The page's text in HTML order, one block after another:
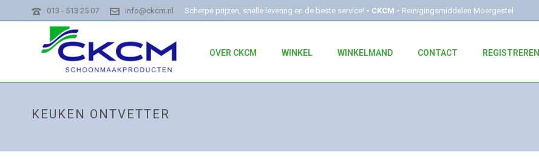
013 - 513 25 07 info@ckcm.nl Scherpe prijzen, snelle levering en de beste service! - CKCM - Reinigingsmiddelen Moergestel
OVER CKCM WINKEL WINKELMAND CONTACT REGISTREREN
KEUKEN ONTVETTER